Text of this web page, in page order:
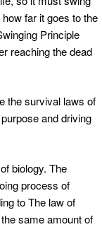
far it goes to the
Principle
reaching the dead
the survival laws of
and driving
biology. The
process of
to The law of
same amount of